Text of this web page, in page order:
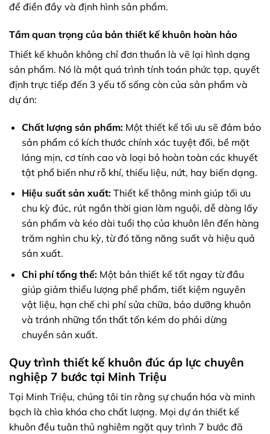
để điền đầy và định hình sản phẩm.
Tầm quan trọng của bản thiết kế khuôn hoàn hảo
Thiết kế khuôn không chỉ đơn thuần là vẽ lại hình dạng
sản phẩm. Nó là một quá trình tính toán phức tạp, quyết
định trực tiếp đến 3 yếu tố sống còn của sản phẩm và
dự án:
Chất lượng sản phẩm:Một thiết kế tối ưu sẽ đảm bảo
sản phẩm có kích thước chính xác tuyệt đối, bề mặt
láng mịn, cơ tính cao và loại bỏ hoàn toàn các khuyết
tật phổ biến như rỗ khí, thiếu liệu, nứt, hay biến dạng.
Hiệu suất sản xuất:Thiết kế thông minh giúp tối ưu
chu kỳ đúc, rút ngắn thời gian làm nguội, dễ dàng lấy
sản phẩm và kéo dài tuổi thọ của khuôn lên đến hàng
trăm nghìn chu kỳ, từ đó tăng năng suất và hiệu quả
sản xuất.
Chi phí tổng thể:Một bản thiết kế tốt ngay từ đầu
giúp giảm thiểu lượng phế phẩm, tiết kiệm nguyên
vật liệu, hạn chế chi phí sửa chữa, bảo dưỡng khuôn
và tránh những tổn thất tốn kém do phải dừng
chuyền sản xuất.
Quy trình thiết kế khuôn đúc áp lực chuyên
nghiệp 7 bước tại Minh Triệu
Tại Minh Triệu, chúng tôi tin rằng sự chuẩn hóa và minh
bạch là chìa khóa cho chất lượng. Mọi dự án thiết kế
khuôn đều tuân thủ nghiêm ngặt quy trình 7 bước đã